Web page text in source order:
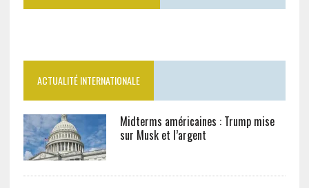
ACTUALITÉ INTERNATIONALE
Midterms américaines : Trump mise
sur Musk et l’argent